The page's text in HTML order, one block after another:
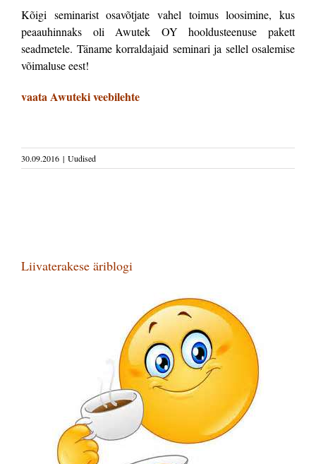
Kõigi seminarist osavõtjate vahel toimus loosimine, kus
peaauhinnaks oli Awutek OY hooldusteenuse pakett
seadmetele. Täname korraldajaid seminari ja sellel osalemise
võimaluse eest!
vaata Awuteki veebilehte
30.09.2016 | Uudised
Liivaterakese äriblogi